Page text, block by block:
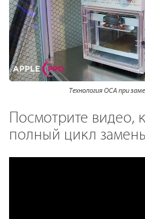
Технология OCA при
Посмотрите видео,
полный цикл